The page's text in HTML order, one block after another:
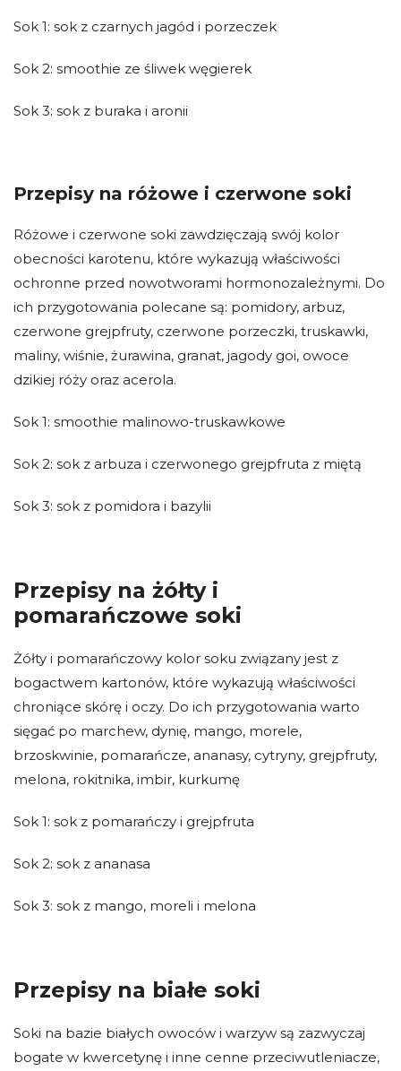
Sok 1: sok z czarnych jagód i porzeczek
Sok 2: smoothie ze śliwek węgierek
Sok 3: sok z buraka i aronii
Przepisy na różowe i czerwone soki
Różowe i czerwone soki zawdzięczają swój kolor
obecności karotenu, które wykazują właściwości
ochronne przed nowotworami hormonozależnymi. Do
ich przygotowania polecane są: pomidory, arbuz,
czerwone grejpfruty, czerwone porzeczki, truskawki,
maliny, wiśnie, żurawina, granat, jagody goi, owoce
dzikiej róży oraz acerola.
Sok 1: smoothie malinowo-truskawkowe
Sok 2: sok z arbuza i czerwonego grejpfruta z miętą
Sok 3: sok z pomidora i bazylii
Przepisy na żółty i
pomarańczowe soki
Żółty i pomarańczowy kolor soku związany jest z
bogactwem kartonów, które wykazują właściwości
chroniące skórę i oczy. Do ich przygotowania warto
sięgać po marchew, dynię, mango, morele,
brzoskwinie, pomarańcze, ananasy, cytryny, grejpfruty,
melona, rokitnika, imbir, kurkumę
Sok 1: sok z pomarańczy i grejpfruta
Sok 2: sok z ananasa
Sok 3: sok z mango, moreli i melona
Przepisy na białe soki
Soki na bazie białych owoców i warzyw są zazwyczaj
bogate w kwercetynę i inne cenne przeciwutleniacze,